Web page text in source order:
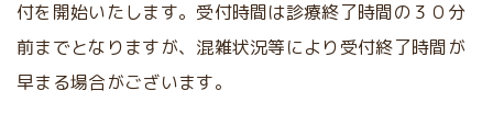
付を開始いたします。受付時間は診療終了時間の３０分
前までとなりますが、混雑状況等により受付終了時間が
早まる場合がございます。